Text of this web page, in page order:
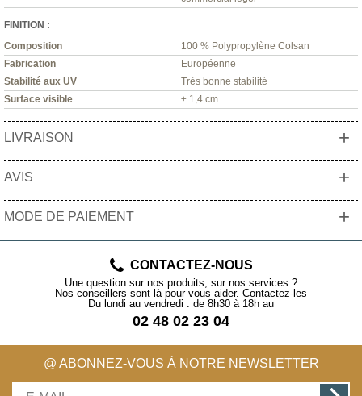
FINITION :
Composition
100 % Polypropylène Colsan
Fabrication
Européenne
Stabilité aux UV
Très bonne stabilité
Surface visible
± 1,4 cm
LIVRAISON +
AVIS +
MODE DE PAIEMENT +
CONTACTEZ-NOUS
Une question sur nos produits, sur nos services ?
Nos conseillers sont là pour vous aider. Contactez-les
Du lundi au vendredi : de 8h30 à 18h au
02 48 02 23 04
@ ABONNEZ-VOUS À NOTRE NEWSLETTER